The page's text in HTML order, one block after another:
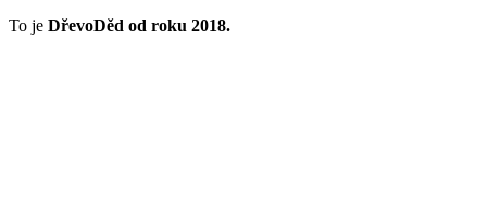
To je DřevoDěd od roku 2018.